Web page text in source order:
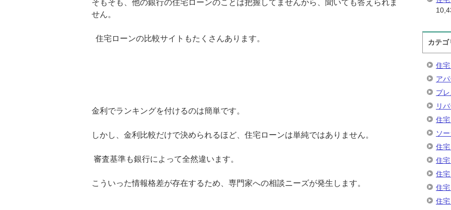
そもそも、他の銀行の住宅ローンのことは把握してませんから、聞いても答えられま
せん。
住宅ローンの比較サイトもたくさんあります。
金利でランキングを付けるのは簡単です。
しかし、金利比較だけで決められるほど、住宅ローンは単純ではありません。
審査基準も銀行によって全然違います。
こういった情報格差が存在するため、専門家への相談ニーズが発生します。
カテゴ
住
ア
プ
リ
住
ソ
住
住
住
住
住